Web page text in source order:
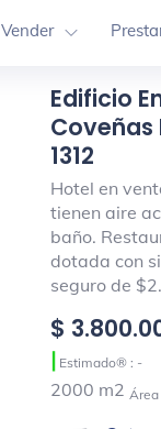
Vender
Edificio
Coveñas
1312
Hotel en
tienen aire
baño.
dotada con
seguro de
$
| Estimado® : -
2000 m2 Área